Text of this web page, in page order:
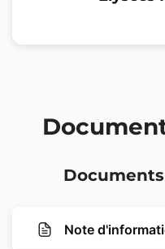
Note